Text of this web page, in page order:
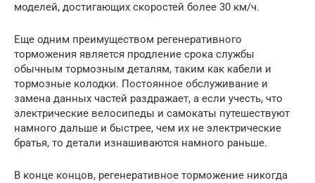
моделей, достигающих скоростей более 30 км/ч.
Еще одним преимуществом регенеративного
торможения является продление срока службы
обычным тормозным деталям, таким как кабели и
тормозные колодки. Постоянное обслуживание и
замена данных частей раздражает, а если учесть, что
электрические велосипеды и самокаты путешествуют
намного дальше и быстрее, чем их не электрические
братья, то детали изнашиваются намного раньше.
В конце концов, регенеративное торможение никогда